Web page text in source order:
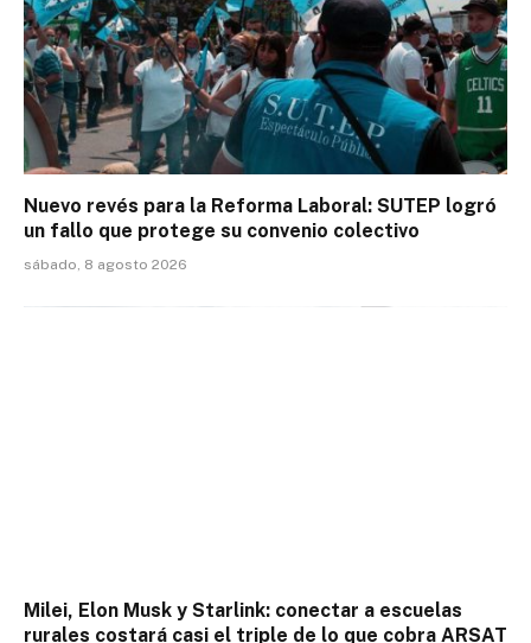
Nuevo revés para la Reforma Laboral: SUTEP logró
un fallo que protege su convenio colectivo
sábado, 8 agosto 2026
Milei, Elon Musk y Starlink: conectar a escuelas
rurales costará casi el triple de lo que cobra ARSAT